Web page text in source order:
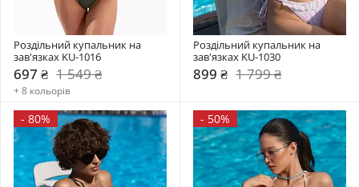
Роздільний купальник на
зав'язках KU-1016
697 ₴ 1 549 ₴
+ 8 кольорів
Роздільний купальник на
зав'язках KU-1030
899 ₴ 1 799 ₴
- 80% - 50%